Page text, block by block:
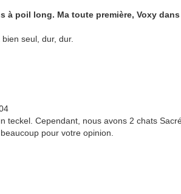
à poil long. Ma toute première, Voxy
seul, dur, dur.
teckel. Cependant, nous avons 2 chats
pour votre opinion.